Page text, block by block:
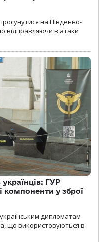
на Південно-
відправляючи в атаки
українців: ГУР
компоненти у зброї
дипломатам
що використовуються в